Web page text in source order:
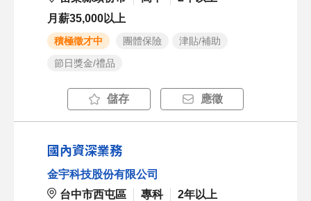
月薪35,000以上
積極徵才中 團體保險
津貼/補助
節日獎金/禮品
儲存 應徵
國內資深業務
金宇科技股份有限公司
台中市西屯區
專科
2年以上